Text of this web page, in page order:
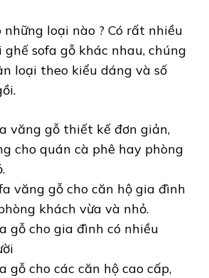
những loại nào ? Có rất nhiều
sofa gỗ khác nhau, chúng
loại theo kiểu dáng và số
văng gỗ thiết kế đơn giản,
cho quán cà phê hay phòng
văng gỗ cho căn hộ gia đình
khách vừa và nhỏ.
gỗ cho gia đình có nhiều
gỗ cho các căn hộ cao cấp,